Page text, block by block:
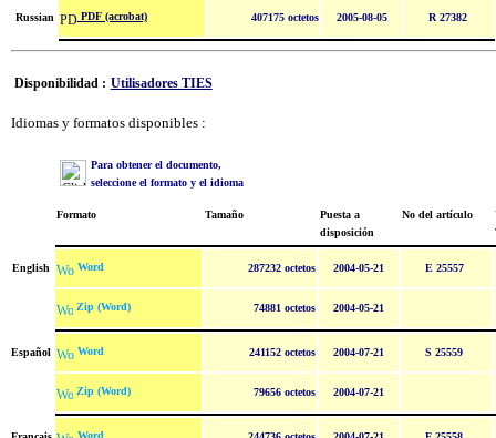
Russian PDF (acrobat) 407175 octetos 2005-08-05 R 27382
Disponibilidad : Utilisadores TIES
Idiomas y formatos disponibles :
Para obtener el documento,
seleccione el formato y el idioma
Formato Tamaño
Puesta a
disposición
No del artículo
English Word 287232 octetos 2004-05-21 E 25557
Zip (Word) 74881 octetos 2004-05-21
Español Word 241152 octetos 2004-07-21 S 25559
Zip (Word) 79656 octetos 2004-07-21
Word